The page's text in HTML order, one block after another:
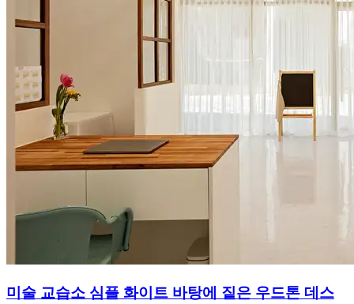
미술 교습소 심플 화이트 바탕에 짙은 우드톤 데스